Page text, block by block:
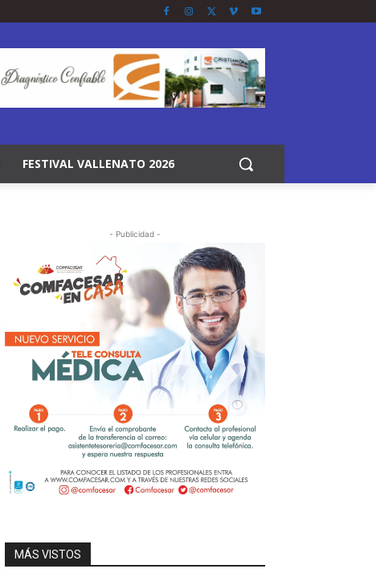
FESTIVAL VALLENATO 2026
- Publicidad -
MÁS VISTOS